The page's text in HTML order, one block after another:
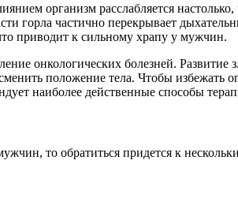
организм расслабляется
горла частично перекрывает
приводит к сильному храпу у мужчин.
онкологических болезней.
положение тела. Чтобы избежать
наиболее действенные способы
то обратиться придется к